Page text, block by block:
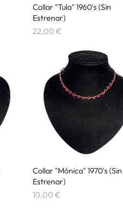
Vista rápida
Collar "Tula" 1960's (Sin
Estrenar)
Precio
22,00 €
Vista rápida
Collar "Mónica" 1970's (Sin
Estrenar)
Precio
10,00 €